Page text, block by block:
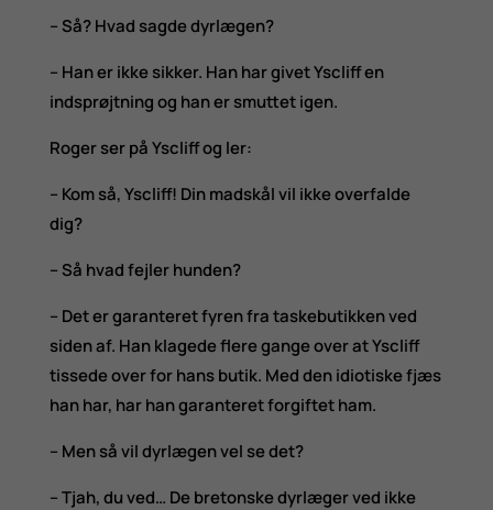
– Så? Hvad sagde dyrlægen?
– Han er ikke sikker. Han har givet Yscliff en
indsprøjtning og han er smuttet igen.
Roger ser på Yscliff og ler:
– Kom så, Yscliff! Din madskål vil ikke overfalde
dig?
– Så hvad fejler hunden?
– Det er garanteret fyren fra taskebutikken ved
siden af. Han klagede flere gange over at Yscliff
tissede over for hans butik. Med den idiotiske fjæs
han har, har han garanteret forgiftet ham.
– Men så vil dyrlægen vel se det?
– Tjah, du ved… De bretonske dyrlæger ved ikke